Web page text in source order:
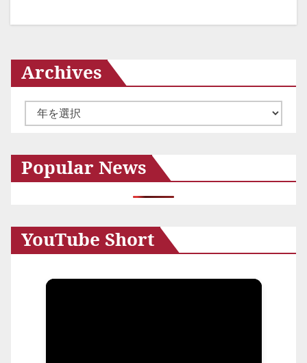
ョ
ン
Archives
ー
イ
ブ
Popular News
YouTube Short